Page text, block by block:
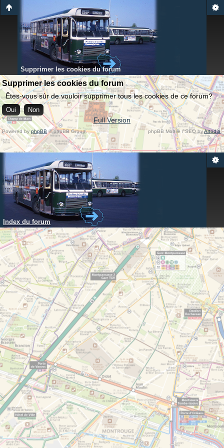
Supprimer les cookies du forum
Supprimer les cookies du forum
Êtes-vous sûr de vouloir supprimer tous les cookies de ce forum?
Full Version
Powered byphpBB © phpBB Group. phpBB Mobile / SEO byArtodia.
Index du forum